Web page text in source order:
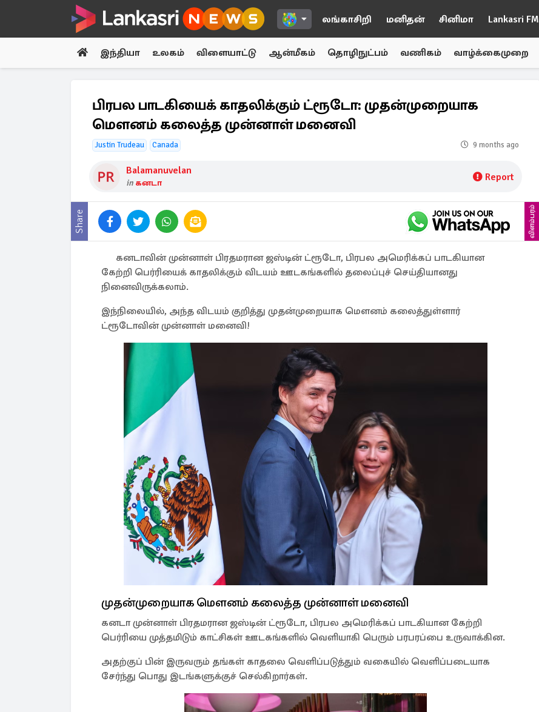
லங்காசிறி மனிதன் சினிமா Lankasri FM
இந்தியா உலகம் விளையாட்டு ஆன்மீகம் தொழிநுட்பம் வணிகம் வாழ்க்கைமுறை
பிரபல பாடகியைக் காதலிக்கும் ட்ரூடோ: முதன்முறையாக
மௌனம் கலைத்த முன்னாள் மனைவி
Justin Trudeau Canada 9 months ago
Balamanuvelan
in கனடா Report
Share விளம்பரம்
கனடாவின் முன்னாள் பிரதமரான ஜஸ்டின் ட்ரூடோ, பிரபல அமெரிக்கப் பாடகியான
கேற்றி பெர்ரியைக் காதலிக்கும் விடயம் ஊடகங்களில் தலைப்புச் செய்தியானது
நினைவிருக்கலாம்.
இந்நிலையில், அந்த விடயம் குறித்து முதன்முறையாக மௌனம் கலைத்துள்ளார்
ட்ரூடோவின் முன்னாள் மனைவி!
முதன்முறையாக மௌனம் கலைத்த முன்னாள் மனைவி
கனடா முன்னாள் பிரதமரான ஜஸ்டின் ட்ரூடோ, பிரபல அமெரிக்கப் பாடகியான கேற்றி
பெர்ரியை முத்தமிடும் காட்சிகள் ஊடகங்களில் வெளியாகி பெரும் பரபரப்பை உருவாக்கின.
அதற்குப் பின் இருவரும் தங்கள் காதலை வெளிப்படுத்தும் வகையில் வெளிப்படையாக
சேர்ந்து பொது இடங்களுக்குச் செல்கிறார்கள்.